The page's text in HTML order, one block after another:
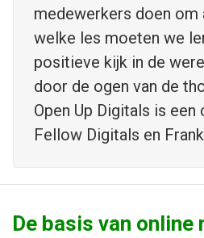
medewerkers doen om
welke les moeten we
positieve kijk in de
door de ogen van de
Open Up Digitals is
Fellow Digitals en
De basis van online